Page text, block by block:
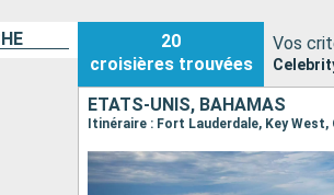
20
croisières trouvées
Vos
ÉTATS-UNIS, BAHAMAS
Itinéraire : Fort Lauderdale, Key